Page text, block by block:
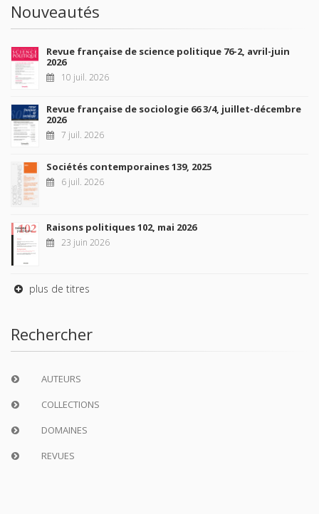
Nouveautés
Revue française de science politique 76-2, avril-juin
2026
10 juil. 2026
Revue française de sociologie 66 3/4, juillet-décembre
2026
7 juil. 2026
Sociétés contemporaines 139, 2025
6 juil. 2026
Raisons politiques 102, mai 2026
23 juin 2026
plus de titres
Rechercher
AUTEURS
COLLECTIONS
DOMAINES
REVUES